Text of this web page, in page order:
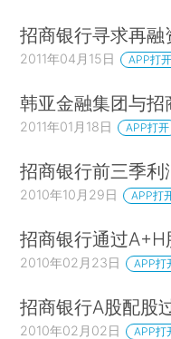
招商银行寻求再融
2011年04月15日 APP打开
韩亚金融集团与
2011年01月18日 APP打开
招商银行前三季利
2010年10月29日 APP打
招商银行通过A+H
2010年02月23日 APP打
招商银行A股配股
2010年02月02日 APP打